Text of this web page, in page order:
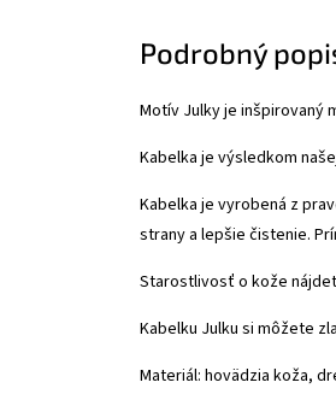
Podrobný
Motív Julky je inšpirovaný
Kabelka je výsledkom
Kabelka je vyrobená z
strany a lepšie čistenie.
Starostlivosť o kože
Kabelku Julku si môžete
Materiál: hovädzia koža,